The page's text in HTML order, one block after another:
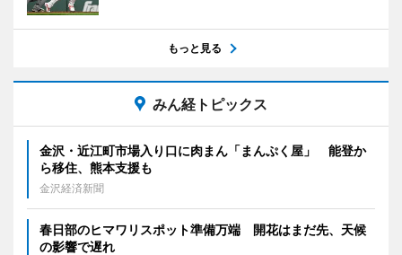
もっと見る
みん経トピックス
金沢・近江町市場入り口に肉まん「まんぷく屋」 能登か
ら移住、熊本支援も
金沢経済新聞
春日部のヒマワリスポット準備万端 開花はまだ先、天候
の影響で遅れ